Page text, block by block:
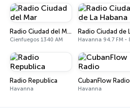
Radio Ciudad del Mar
Cienfuegos 1340 AM
Radio Republica
Havanna
CubanFlow Radio
Havanna